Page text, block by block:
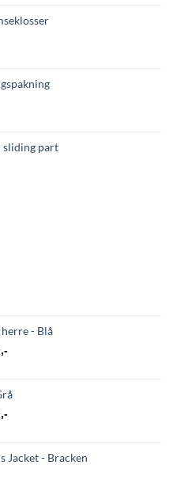
sliding part
.
herre - Blå
,-Nåværende
21
,-Nåværende
29
Jacket - Bracken